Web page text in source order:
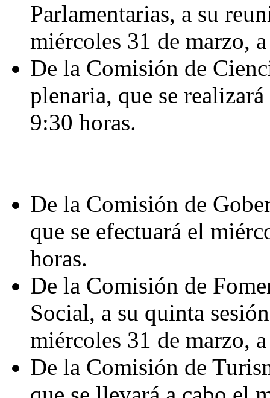
Parlamentarias, a su
miércoles 31 de marzo,
De la Comisión de
plenaria, que se
9:30 horas.
De la Comisión de
que se efectuará el
horas.
De la Comisión de
Social, a su quinta
miércoles 31 de marzo,
De la Comisión de